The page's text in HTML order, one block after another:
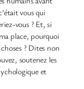
vous qui
vous ? Et, si
place, pourquoi
? Dites non
soutenez les
et